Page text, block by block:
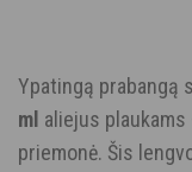
Ypatingą prabangą
ml aliejus
priemonė. Šis